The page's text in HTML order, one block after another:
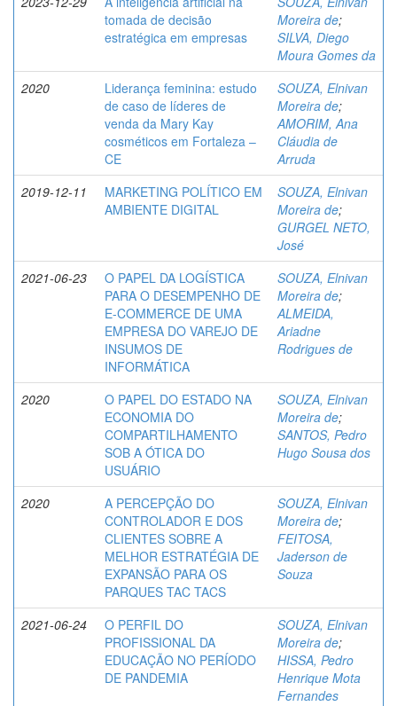
tomada de decisão
estratégica em empresas
Moreira de;
SILVA, Diego
Moura Gomes da
2020
Liderança feminina: estudo
de caso de líderes de
venda da Mary Kay
cosméticos em Fortaleza –
CE
SOUZA, Elnivan
Moreira de;
AMORIM, Ana
Cláudia de
Arruda
2019-12-11
MARKETING POLÍTICO EM
AMBIENTE DIGITAL
SOUZA, Elnivan
Moreira de;
GURGEL NETO,
José
2021-06-23
O PAPEL DA LOGÍSTICA
PARA O DESEMPENHO DE
E-COMMERCE DE UMA
EMPRESA DO VAREJO DE
INSUMOS DE
INFORMÁTICA
SOUZA, Elnivan
Moreira de;
ALMEIDA,
Ariadne
Rodrigues de
2020
O PAPEL DO ESTADO NA
ECONOMIA DO
COMPARTILHAMENTO
SOB A ÓTICA DO
USUÁRIO
SOUZA, Elnivan
Moreira de;
SANTOS, Pedro
Hugo Sousa dos
2020
A PERCEPÇÃO DO
CONTROLADOR E DOS
CLIENTES SOBRE A
MELHOR ESTRATÉGIA DE
EXPANSÃO PARA OS
PARQUES TAC TACS
SOUZA, Elnivan
Moreira de;
FEITOSA,
Jaderson de
Souza
2021-06-24
O PERFIL DO
PROFISSIONAL DA
EDUCAÇÃO NO PERÍODO
DE PANDEMIA
SOUZA, Elnivan
Moreira de;
HISSA, Pedro
Henrique Mota
Fernandes